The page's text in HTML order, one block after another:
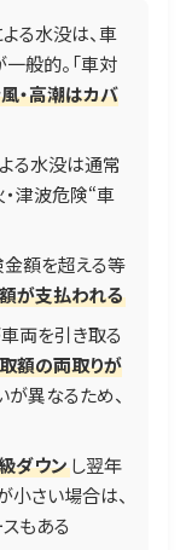
よる水没は、車
般的。「車対
・高潮はカバ
る水没は通常
・津波危険“車
額を超える等
が支払われる
両を引き取る
額の両取りが
が異なるため、
ダウンし翌年
小さい場合は、
もある